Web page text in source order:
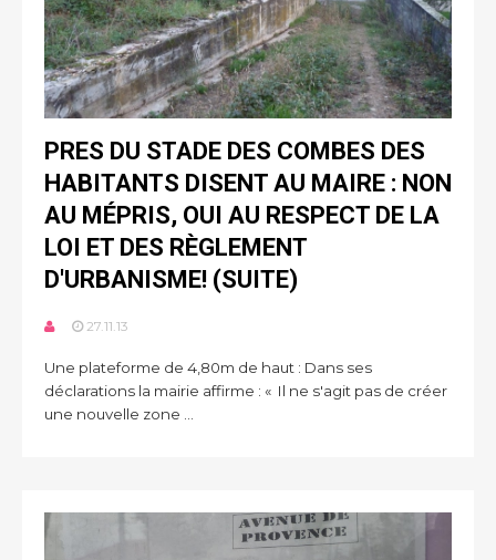
PRES DU STADE DES COMBES DES
HABITANTS DISENT AU MAIRE : NON
AU MÉPRIS, OUI AU RESPECT DE LA
LOI ET DES RÈGLEMENT
D'URBANISME! (SUITE)
27.11.13
Une plateforme de 4,80m de haut : Dans ses
déclarations la mairie affirme : « Il ne s'agit pas de créer
une nouvelle zone ...